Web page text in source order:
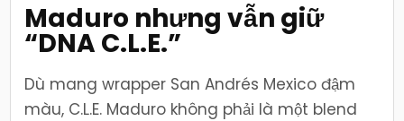
Maduro nhưng vẫn giữ
“DNA C.L.E.”
Dù mang wrapper San Andrés Mexico đậm
màu, C.L.E. Maduro không phải là một blend